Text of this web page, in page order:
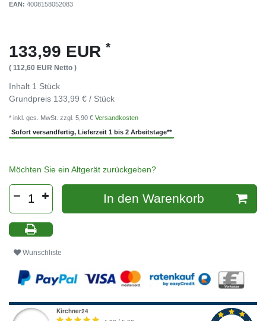
EAN: 4008158052083
133,99 EUR *
( 112,60 EUR Netto )
Inhalt 1 Stück
Grundpreis 133,99 € / Stück
* inkl. ges. MwSt. zzgl. 5,90 € Versandkosten
Sofort versandfertig, Lieferzeit 1 bis 2 Arbeitstage**
Möchten Sie ein Altgerät zurückgeben?
In den Warenkorb
Wunschliste